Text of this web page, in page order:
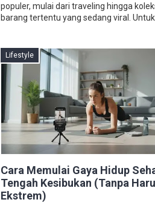
populer, mulai dari traveling hingga
barang tertentu yang sedang viral. Untuk
Lifestyle
Cara Memulai Gaya Hidup
Tengah Kesibukan (Tanpa
Ekstrem)